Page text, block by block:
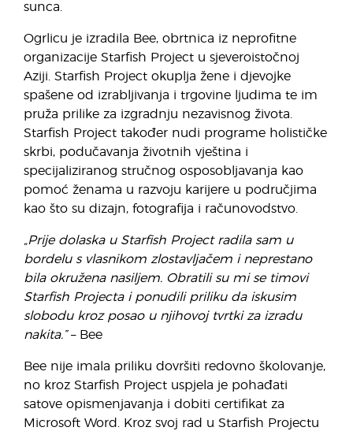
sunca.
Ogrlicu je izradila Bee, obrtnica iz neprofitne
organizacije Starfish Project u sjeveroistočnoj
Aziji. Starfish Project okuplja žene i djevojke
spašene od izrabljivanja i trgovine ljudima te im
pruža prilike za izgradnju nezavisnog života.
Starfish Project također nudi programe holističke
skrbi, podučavanja životnih vještina i
specijaliziranog stručnog osposobljavanja kao
pomoć ženama u razvoju karijere u područjima
kao što su dizajn, fotografija i računovodstvo.
„Prije dolaska u Starfish Project radila sam u
bordelu s vlasnikom zlostavljačem i neprestano
bila okružena nasiljem. Obratili su mi se timovi
Starfish Projecta i ponudili priliku da iskusim
slobodu kroz posao u njihovoj tvrtki za izradu
nakita.”– Bee
Bee nije imala priliku dovršiti redovno školovanje,
no kroz Starfish Project uspjela je pohađati
satove opismenjavanja i dobiti certifikat za
Microsoft Word. Kroz svoj rad u Starfish Projectu